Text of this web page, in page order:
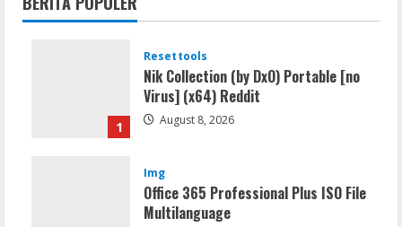
1
Resettools
Nik Collection (by DxO) Portable [no
Virus] (x64) Reddit
August 8, 2026
Img
Office 365 Professional Plus ISO File
Multilanguage